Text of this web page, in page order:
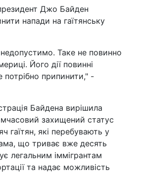
Джо Байден
напади на гаїтянську
Таке не повинно
Його дії повинні
потрібно припинити," -
Байдена вирішила
захищений статус
гаїтян, які перебувають у
що триває вже десять
легальним іммігрантам
та надає можливість